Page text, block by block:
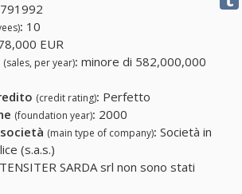
: 10
EUR
(sales, per year): minore di 582,000,000
(credit rating): Perfetto
(foundation year): 2000
(main type of company): Società in
(s.a.s.)
SARDA srl non sono stati